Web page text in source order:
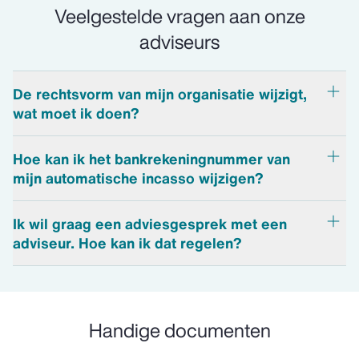
Veelgestelde vragen aan onze
adviseurs
De rechtsvorm van mijn organisatie wijzigt,
wat moet ik doen?
Neem altijd contact met ons op als de rechtsvorm van
uw organisatie verandert. Een wijziging van de
rechtsvorm kan gevolgen hebben voor uw dekking en
verzekering.
Hoe kan ik het bankrekeningnummer van
mijn automatische incasso wijzigen?
sturen u vervolgens een machtigingsformulier toe,
waarmee u het bankrekeningnummer kunt wijzigen.
Ik wil graag een adviesgesprek met een
adviseur. Hoe kan ik dat regelen?
telefonisch contact? U kunt ons ook bellen via
Handige documenten